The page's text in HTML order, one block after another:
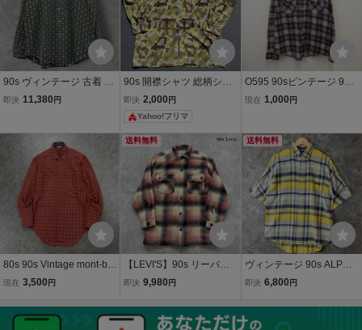
90s ヴィンテージ 古着 両
面ペイズリー柄 小紋柄 総
即決 11,380 円
90s 開襟シャツ 総柄シャ
ツ アートシャツ サイケデ
リック柄 長袖シャツ オー
プンカラーシャツ レトロ
シャツ 古着 ヴィンテージ
即決 2,000 円
Yahoo!フリマ
O595 90sビンテージ 911
長袖チェックシャツ■199
リート 古着 激安 ヴィンテ
現在 1,000 円
80s 90s Vintage mont-bel
l モンベル 丸文字 三角タ
シャツ チェック柄 オーロ
ン ヴィンテージ ビンテー
現在 3,500 円
送料無料
【LEVI'S】90s リーバイ
ス アラスカシャツ ネルシ
ンネルシャツ 長袖シャツ
チェック柄 90年代 ヴィン
即決 9,980 円
送料無料
ヴィンテージ 90s ALPHA
NUMERIC チェック柄 リ
メッシュ アーカイブ
即決 6,800 円